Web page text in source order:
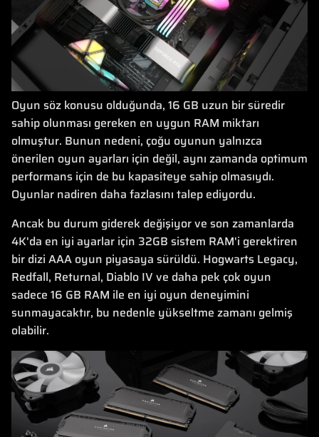
Oyun söz konusu olduğunda, 16 GB uzun bir süredir
sahip olunması gereken en uygun RAM miktarı
olmuştur. Bunun nedeni, çoğu oyunun yalnızca
önerilen oyun ayarları için değil, aynı zamanda optimum
performans için de bu kapasiteye sahip olmasıydı.
Oyunlar nadiren daha fazlasını talep ediyordu.
Ancak bu durum giderek değişiyor ve son zamanlarda
4K'da en iyi ayarlar için 32GB sistem RAM'i gerektiren
bir dizi AAA oyun piyasaya sürüldü. Hogwarts Legacy,
Redfall, Returnal, Diablo IV ve daha pek çok oyun
sadece 16 GB RAM ile en iyi oyun deneyimini
sunmayacaktır, bu nedenle yükseltme zamanı gelmiş
olabilir.